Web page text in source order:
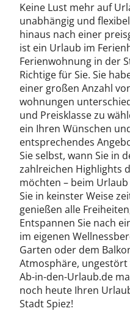
Keine Lust mehr auf
unabhängig und
hinaus nach einer
ist ein Urlaub im
Ferienwohnung in der
Richtige für Sie. Sie
einer großen Anzahl
wohnungen
und Preisklasse zu
ein Ihren Wünschen
entsprechendes
Sie selbst, wann Sie in
zahlreichen Highlights
möchten – beim
Sie in keinster Weise
genießen alle
Entspannen Sie nach
im eigenen
Garten oder dem
Atmosphäre,
Ab-in-den-Urlaub.de
noch heute Ihren
Stadt Spiez!